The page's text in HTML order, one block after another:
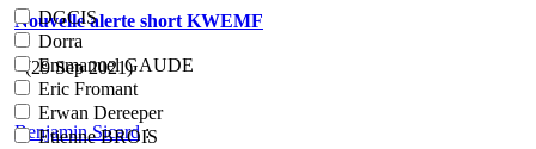
DGCIS
Dorra
Emmanuel GAUDE
Eric Fromant
Erwan Dereeper
Etienne BROIS
Nouvelle alerte short KWEMF
- (29 Sep 2021)
Benjamin Sicard: